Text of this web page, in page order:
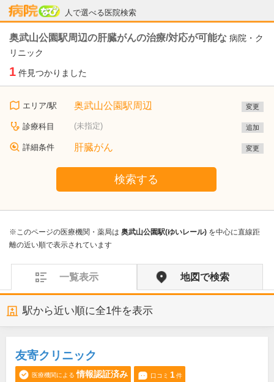
人で選べる医院検索
病院なび
奥武山公園駅周辺の肝臓がんの治療/対応が可能な 病院・ク
リニック
1 件見つかりました
エリア/駅 奥武山公園駅周辺 変更
診療科目 (未指定) 追加
詳細条件 肝臓がん 変更
検索する
※このページの医療機関・薬局は 奥武山公園駅(ゆいレール) を中心に直線距
離の近い順で表示されています
一覧表示 地図で検索
駅から近い順に全1件を表示
友寄クリニック
医療機関による 情報認証済み 口コミ 1件